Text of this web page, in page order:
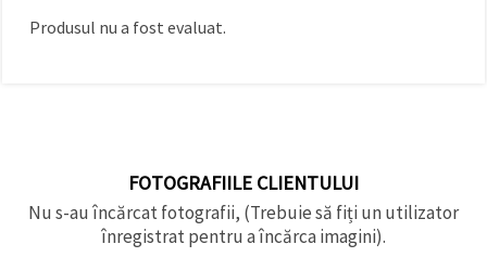
Produsul nu a fost evaluat.
FOTOGRAFIILE CLIENTULUI
Nu s-au încărcat fotografii, (Trebuie să fiți un utilizator
înregistrat pentru a încărca imagini).